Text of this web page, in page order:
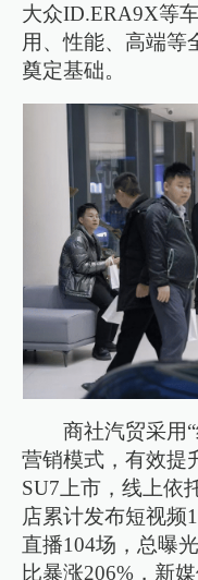
大众ID.ERA9X等
用、性能、高端等
奠定基础。
商社汽贸采用
营销模式，有效提
SU7上市，线上依
店累计发布短视频
直播104场，总曝
比暴涨206%，新